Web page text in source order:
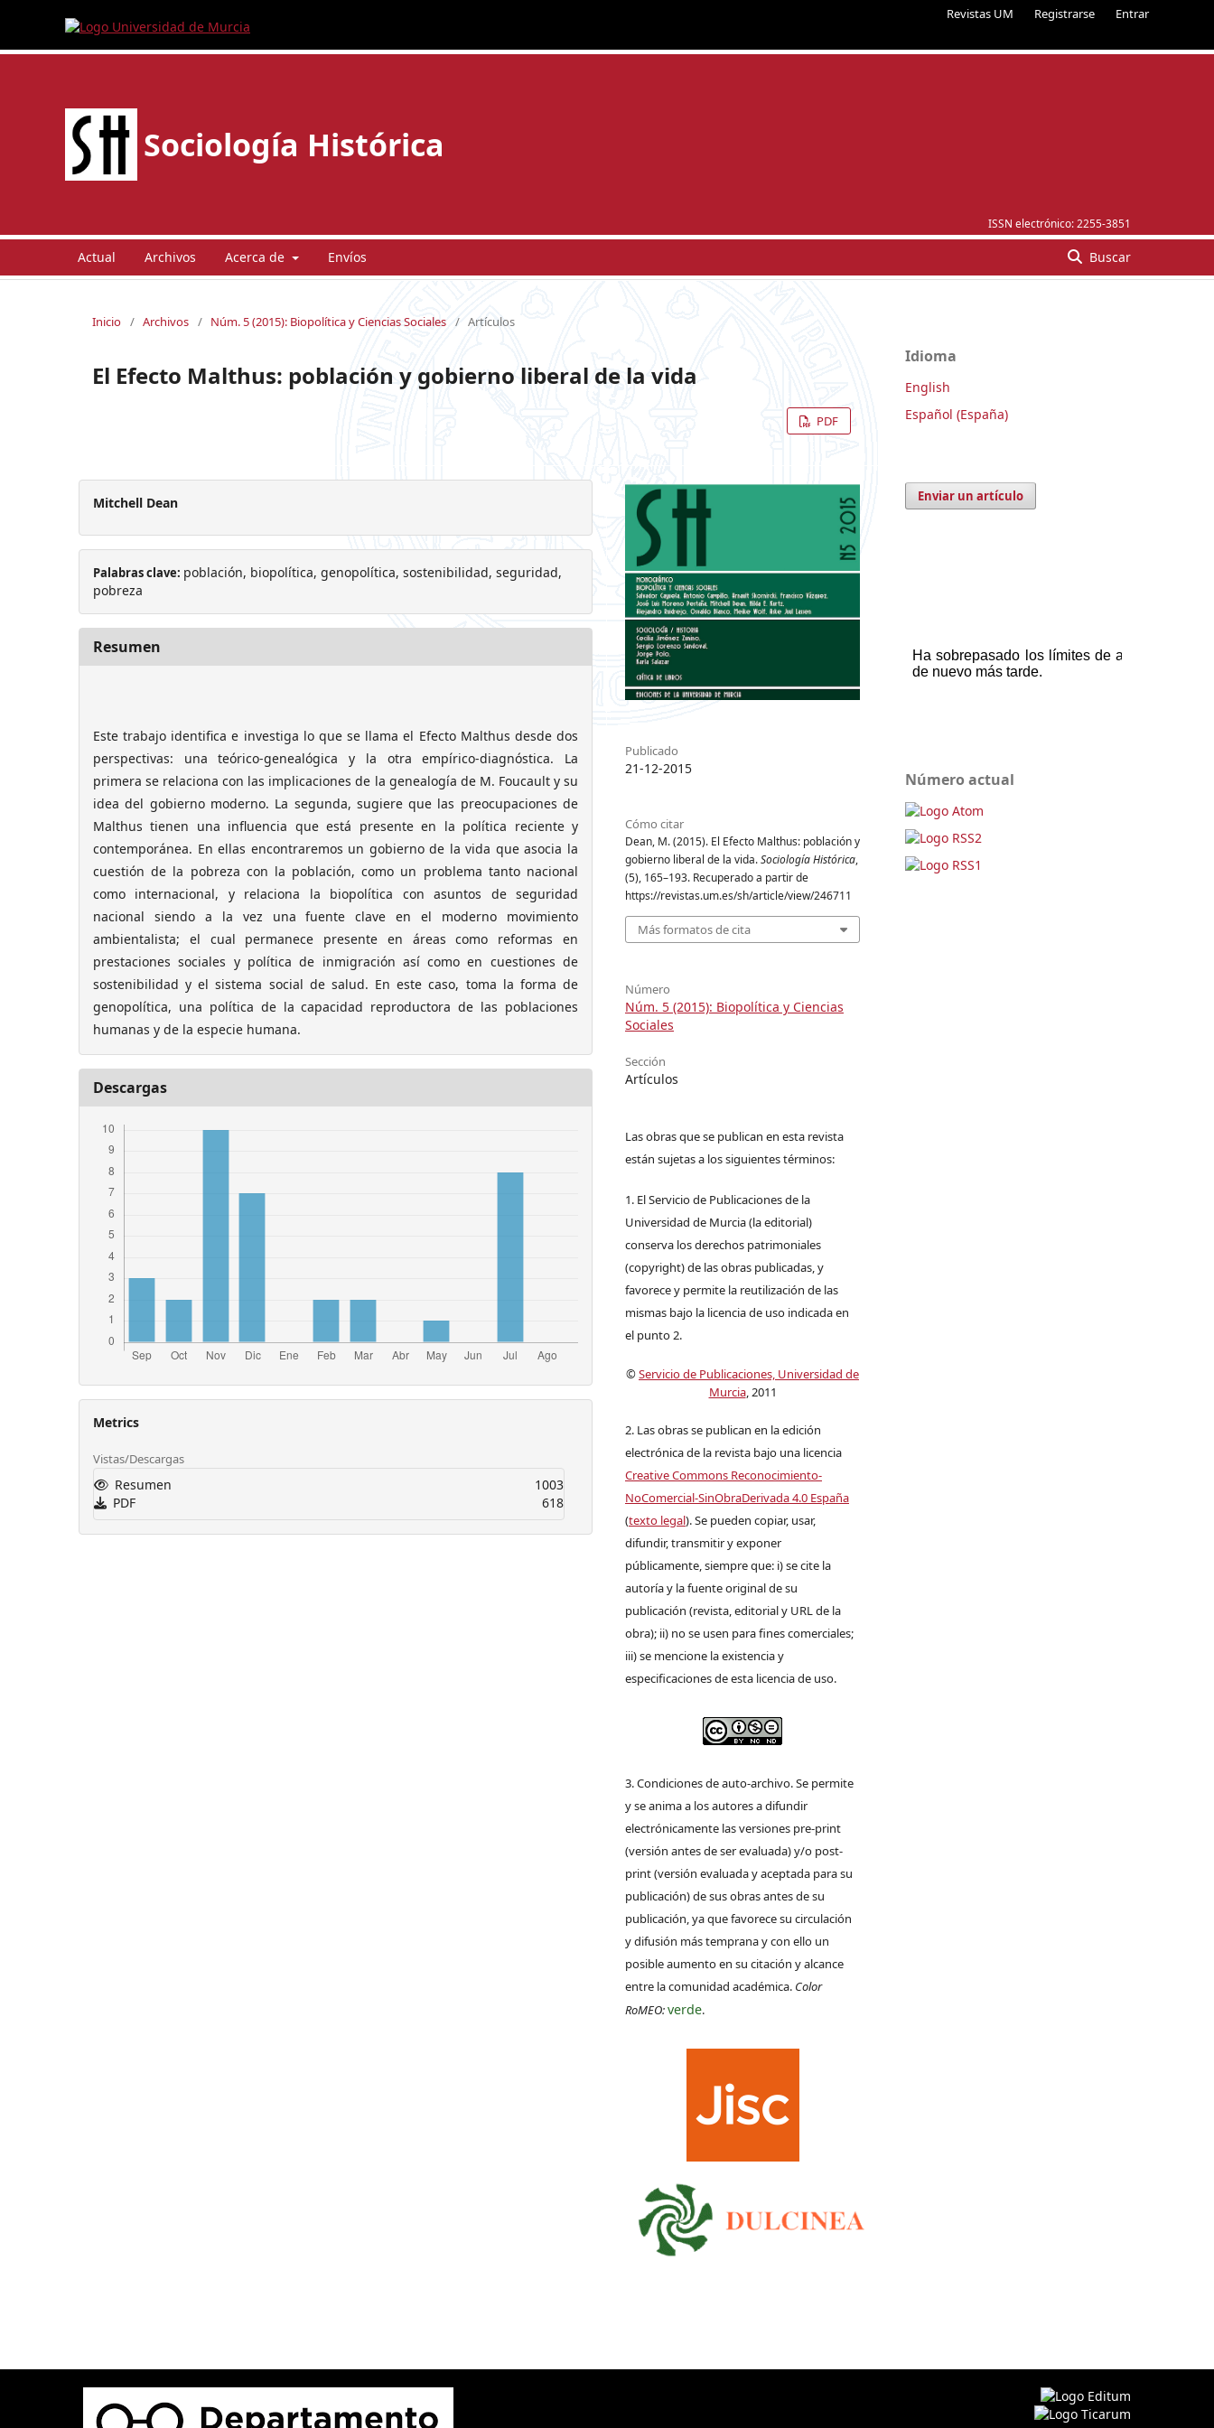
Revistas UM Registrarse Entrar
ISSN electrónico: 2255-3851
Sociología Histórica
Actual Archivos Acerca de Envíos Buscar
Inicio / Archivos / Núm. 5 (2015): Biopolítica y Ciencias Sociales / Artículos
El Efecto Malthus: población y gobierno liberal de la vida
PDF
Mitchell Dean
Palabras clave: población, biopolítica, genopolítica, sostenibilidad, seguridad,
pobreza
Resumen
Este trabajo identifica e investiga lo que se llama el Efecto Malthus desde dos
perspectivas: una teórico-genealógica y la otra empírico-diagnóstica. La
primera se relaciona con las implicaciones de la genealogía de M. Foucault y su
idea del gobierno moderno. La segunda, sugiere que las preocupaciones de
Malthus tienen una influencia que está presente en la política reciente y
contemporánea. En ellas encontraremos un gobierno de la vida que asocia la
cuestión de la pobreza con la población, como un problema tanto nacional
como internacional, y relaciona la biopolítica con asuntos de seguridad
nacional siendo a la vez una fuente clave en el moderno movimiento
ambientalista; el cual permanece presente en áreas como reformas en
prestaciones sociales y política de inmigración así como en cuestiones de
sostenibilidad y el sistema social de salud. En este caso, toma la forma de
genopolítica, una política de la capacidad reproductora de las poblaciones
humanas y de la especie humana.
Descargas
Metrics
Vistas/Descargas
Resumen
1003
PDF
618
Publicado
21-12-2015
Cómo citar
Dean, M. (2015). El Efecto Malthus: población y
gobierno liberal de la vida.Sociología Histórica,
(5), 165–193. Recuperado a partir de
https://revistas.um.es/sh/article/view/246711
Más formatos de cita
Número
Núm. 5 (2015): Biopolítica y Ciencias
Sociales
Sección
Artículos
Las obras que se publican en esta revista
están sujetas a los siguientes términos:
1. El Servicio de Publicaciones de la
Universidad de Murcia (la editorial)
conserva los derechos patrimoniales
(copyright) de las obras publicadas, y
favorece y permite la reutilización de las
mismas bajo la licencia de uso indicada en
el punto 2.
©Servicio de Publicaciones, Universidad de
Murcia, 2011
2. Las obras se publican en la edición
electrónica de la revista bajo una licencia
Creative Commons Reconocimiento-
NoComercial-SinObraDerivada 4.0 España
(texto legal). Se pueden copiar, usar,
difundir, transmitir y exponer
públicamente, siempre que: i) se cite la
autoría y la fuente original de su
publicación (revista, editorial y URL de la
obra); ii) no se usen para fines comerciales;
iii) se mencione la existencia y
especificaciones de esta licencia de uso.
3. Condiciones de auto-archivo. Se permite
y se anima a los autores a difundir
electrónicamente las versiones pre-print
(versión antes de ser evaluada) y/o post-
print (versión evaluada y aceptada para su
publicación) de sus obras antes de su
publicación, ya que favorece su circulación
y difusión más temprana y con ello un
posible aumento en su citación y alcance
entre la comunidad académica. Color
RoMEO:verde.
Idioma
English
Español (España)
Enviar un artículo
Número actual